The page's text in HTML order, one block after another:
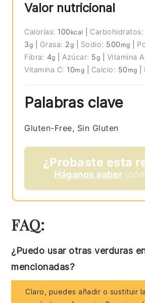
Valor nutricional
Calorías: 100 kcal Carbohidratos:
3g Grasa: 2g Sodio: 500 mg
Fibra: 4g |Azúcar: 5g Vitamina
Vitamina C: 10mg Calcio: 50 mg
Palabras clave
Gluten-Free, Sin Gluten
¿Probaste esta
Háganos saber
FAQ:
¿Puedo usar otras verduras
mencionadas?
Claro, puedes añadir o sustituir